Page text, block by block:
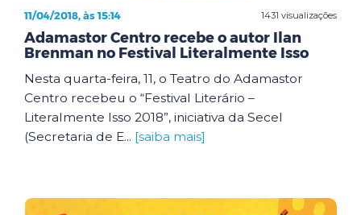
1431 visualizações
11/04/2018, às 15:14
Adamastor Centro recebe o autor Ilan
Brenman no Festival Literalmente Isso
Nesta quarta-feira, 11, o Teatro do Adamastor
Centro recebeu o “Festival Literário –
Literalmente Isso 2018”, iniciativa da Secel
(Secretaria de E... [saiba mais]